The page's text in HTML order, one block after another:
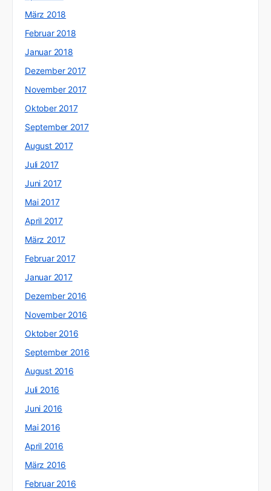
März 2018
Februar 2018
Januar 2018
Dezember 2017
November 2017
Oktober 2017
September 2017
August 2017
Juli 2017
Juni 2017
Mai 2017
April 2017
März 2017
Februar 2017
Januar 2017
Dezember 2016
November 2016
Oktober 2016
September 2016
August 2016
Juli 2016
Juni 2016
Mai 2016
April 2016
März 2016
Februar 2016